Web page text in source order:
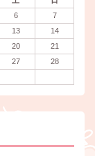
6
7
13
14
20
21
27
28